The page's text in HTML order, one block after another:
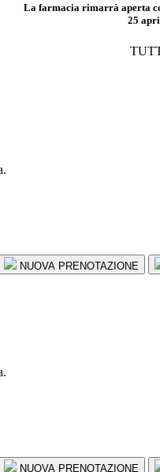
La farmacia rimarrà aperta
25
NUOVA PRENOTAZIONE
NUOVA PRENOTAZIONE